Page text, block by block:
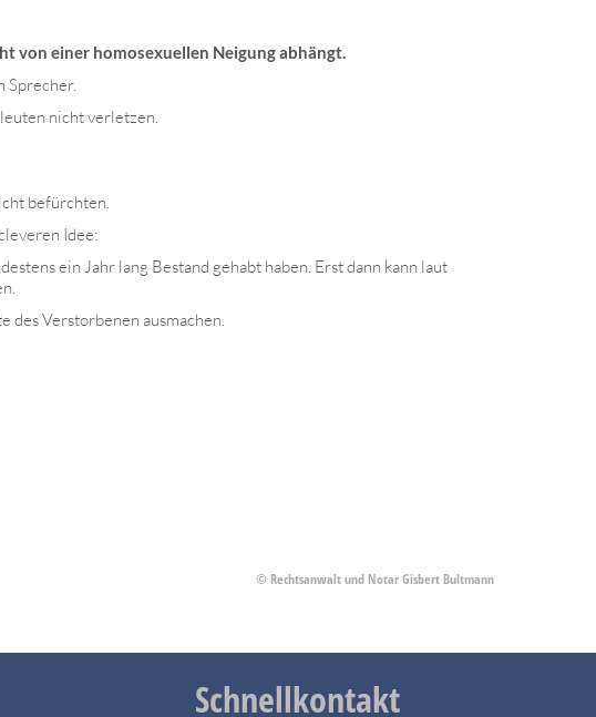
von einer homosexuellen Neigung abhängt.
Sprecher.
nicht verletzen.
befürchten.
Idee:
ein Jahr lang Bestand gehabt haben. Erst dann kann laut
des Verstorbenen ausmachen.
© Rechtsanwalt und Notar Gisbert Bultmann
Schnellkontakt